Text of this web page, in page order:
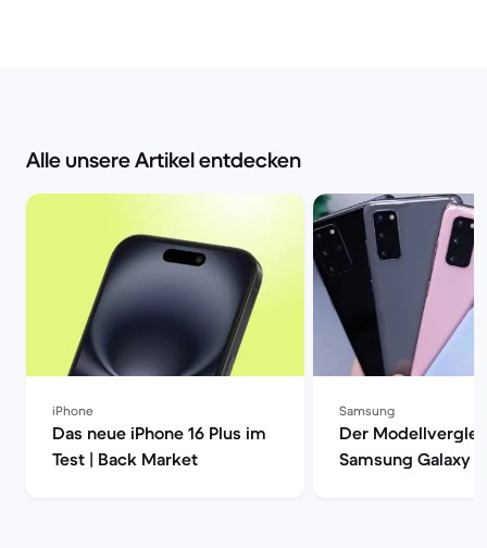
Alle unsere Artikel entdecken
iPhone
Das neue iPhone 16 Plus im
Test | Back Market
Samsung
Der
Samsung Galaxy